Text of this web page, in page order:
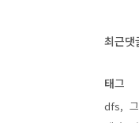
최근댓
태그
dfs